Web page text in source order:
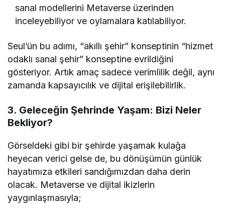
sanal modellerini Metaverse üzerinden
inceleyebiliyor ve oylamalara katılabiliyor.
Seul’ün bu adımı, “akıllı şehir” konseptinin “hizmet
odaklı sanal şehir” konseptine evrildiğini
gösteriyor. Artık amaç sadece verimlilik değil, aynı
zamanda kapsayıcılık ve dijital erişilebilirlik.
3. Geleceğin Şehrinde Yaşam: Bizi Neler
Bekliyor?
Görseldeki gibi bir şehirde yaşamak kulağa
heyecan verici gelse de, bu dönüşümün günlük
hayatımıza etkileri sandığımızdan daha derin
olacak. Metaverse ve dijital ikizlerin
yaygınlaşmasıyla;